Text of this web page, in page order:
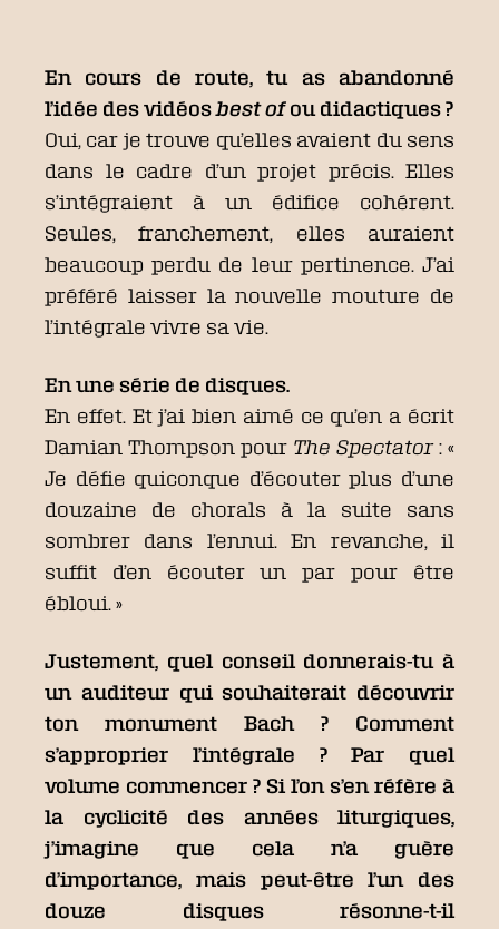
En cours de route, tu as abandonné
l’idée des vidéosbest of ou didactiques ?
Oui, car je trouve qu’elles avaient du sens
dans le cadre d’un projet précis. Elles
s’intégraient à un édifice cohérent.
Seules, franchement, elles auraient
beaucoup perdu de leur pertinence. J’ai
préféré laisser la nouvelle mouture de
l’intégrale vivre sa vie.
En une série de disques.
En effet. Et j’ai bien aimé ce qu’en a écrit
Damian Thompson pour The Spectator : «
Je défie quiconque d’écouter plus d’une
douzaine de chorals à la suite sans
sombrer dans l’ennui. En revanche, il
suffit d’en écouter un par pour être
ébloui. »
Justement, quel conseil donnerais-tu à
un auditeur qui souhaiterait découvrir
ton monument Bach ? Comment
s’approprier l’intégrale ? Par quel
volume commencer ? Si l’on s’en réfère à
la cyclicité des années liturgiques,
j’imagine que cela n’a guère
d’importance, mais peut-être l’un des
douze disques résonne-t-il